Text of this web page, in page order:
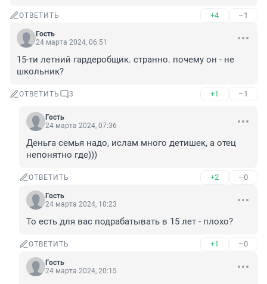
ОТВЕТИТЬ +4 –1
Гость
24 марта 2024, 06:51
15-ти летний гардеробщик. странно. почему он - не
школьник?
ОТВЕТИТЬ 3 +1 –1
Гость
24 марта 2024, 07:36
Деньга семья надо, ислам много детишек, а отец
непонятно где)))
ОТВЕТИТЬ +2 –0
Гость
24 марта 2024, 10:23
То есть для вас подрабатывать в 15 лет - плохо?
ОТВЕТИТЬ +1 –0
Гость
24 марта 2024, 20:15